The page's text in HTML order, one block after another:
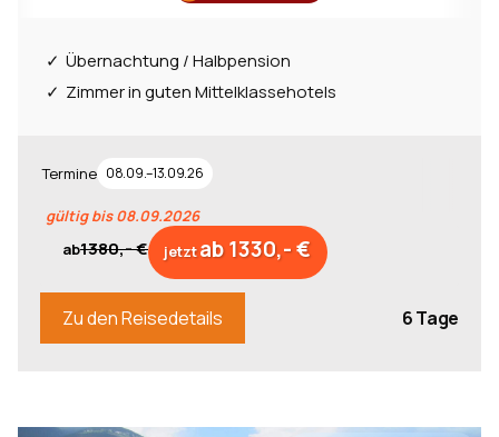
Übernachtung / Halbpension
Zimmer in guten Mittelklassehotels
Termine 08.09.–13.09.26
Zu den Reisedetails 6 Tage
ab1380,- € jetztab 1330,- €
gültig bis 08.09.2026